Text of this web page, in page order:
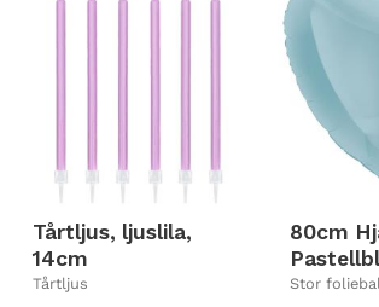
Tårtljus, ljuslila,
14cm
Tårtljus
80cm
Stor